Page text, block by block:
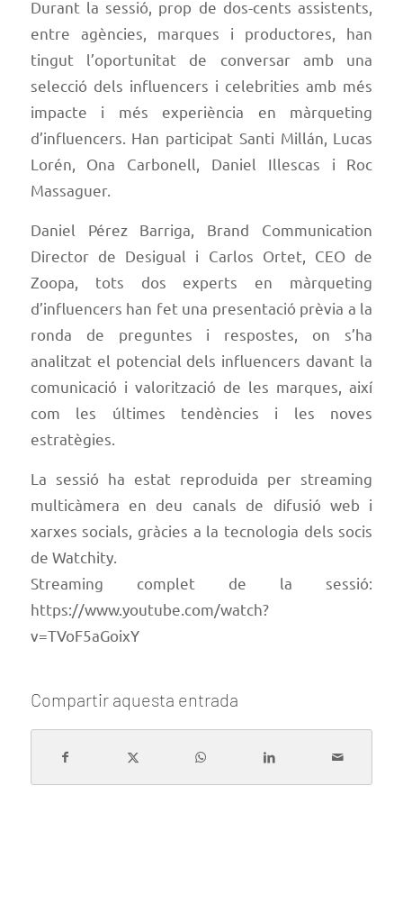
Durant la sessió, prop de dos-cents assistents,
entre agències, marques i productores, han
tingut l’oportunitat de conversar amb una
selecció dels influencers i celebrities amb més
impacte i més experiència en màrqueting
d’influencers. Han participat Santi Millán, Lucas
Lorén, Ona Carbonell, Daniel Illescas i Roc
Massaguer.
Daniel Pérez Barriga, Brand Communication
Directorde Desigual i Carlos Ortet, CEO de
Zoopa, tots dos experts en màrqueting
d’influencers han fet una presentació prèvia a la
ronda de preguntes i respostes, on s’ha
analitzat el potencial dels influencers davant la
comunicació i valorització de les marques, així
com les últimes tendències i les noves
estratègies.
La sessió ha estat reproduida per streaming
multicàmera en deu canals de difusió web i
xarxes socials, gràcies a la tecnologia dels socis
de Watchity.
Streaming complet de la sessió:
https://www.youtube.com/watch?
v=TVoF5aGoixY
Compartir aquesta entrada